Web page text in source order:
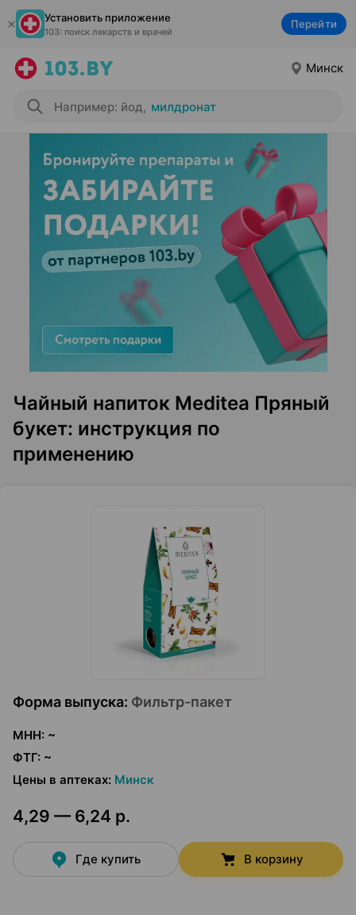
Установить приложение
103: поиск лекарств и врачей
Перейти
Минск
Например: йод, милдронат
Чайный напиток Meditea Пряный
букет: инструкция по
применению
Форма выпуска: Фильтр-пакет
МНН: ~
ФТГ: ~
Цены в аптеках: Минск
4,29 — 6,24 р.
Где купить В корзину